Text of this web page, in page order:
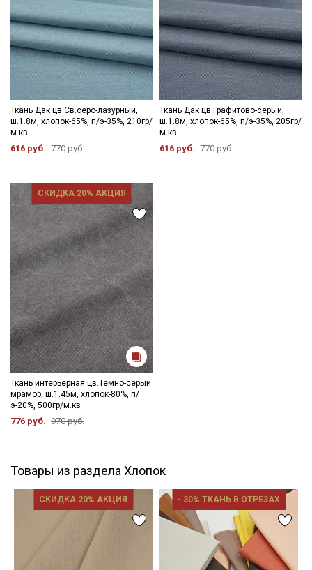
Ткань Дак цв.Св.серо-лазурный,
ш.1.8м, хлопок-65%, п/э-35%, 210гр/
м.кв
616 руб. 770 руб.
Ткань Дак цв.Графитово-серый,
ш.1.8м, хлопок-65%, п/э-35%, 205гр/
м.кв
616 руб. 770 руб.
СКИДКА 20% АКЦИЯ
Ткань интерьерная цв.Темно-серый
мрамор, ш.1.45м, хлопок-80%, п/
э-20%, 500гр/м.кв
776 руб. 970 руб.
Товары из раздела Хлопок
СКИДКА 20% АКЦИЯ - 30% ТКАНЬ В ОТРЕЗАХ